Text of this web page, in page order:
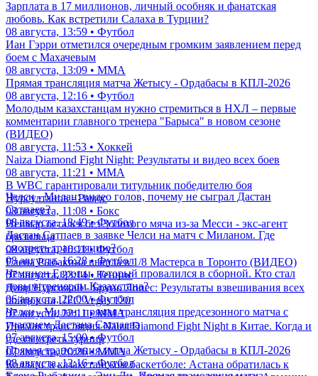
Зарплата в 17 миллионов, личный особняк и фанатская
любовь. Как встретили Салаха в Турции?
08 августа, 13:59 • Футбол
Иан Гэрри отметился очередным громким заявлением перед
боем с Махачевым
08 августа, 13:09 • ММА
Прямая трансляция матча Жетысу - Ордабасы в КПЛ-2026
08 августа, 12:16 • Футбол
Молодым казахстанцам нужно стремиться в НХЛ – первые
комментарии главного тренера "Барыса" в новом сезоне
(ВИДЕО)
08 августа, 11:53 • Хоккей
Naiza Diamond Fight Night: Результаты и видео всех боев
08 августа, 11:21 • ММА
В WBC гарантировали титульник победителю боя
Нурсултанов - Рамос
08 августа, 11:08 • Бокс
Неймар остался без Золотого мяча из-за Месси - экс-агент
бразильца
08 августа, 10:11 • Футбол
Елена Рыбакина вышла в 1/8 Мастерса в Торонто (ВИДЕО)
07 августа, 23:14 • Теннис
Дияр Нургожай - Бруно Лопес: Результаты взвешивания всех
бойцов на UFC Vegas 120
07 августа, 22:11 • ММА
Прямая трансляция Naiza Diamond Fight Night в Китае. Когда и
где смотреть турнир
07 августа, 20:26 • ММА
Коллапс в казахстанском баскетболе: Астана обратилась к
Челси - Милан: видео голов, почему не сыграл Дастан
Сатпаев?
08 августа, 18:49 • Футбол
Дастан Сатпаев в заявке Челси на матч с Миланом. Где
смотреть трансляцию?
08 августа, 16:28 • Футбол
Чемпион Европы, который провалился в сборной. Кто стал
новым тренером Казахстана?
06 августа, 22:00 • Футбол
Челси - Милан: прямая трансляция предсезонного матча с
участием Дастана Сатпаева
07 августа, 15:00 • Футбол
Прямая трансляция матча Жетысу - Ордабасы в КПЛ-2026
08 августа, 12:16 • Футбол